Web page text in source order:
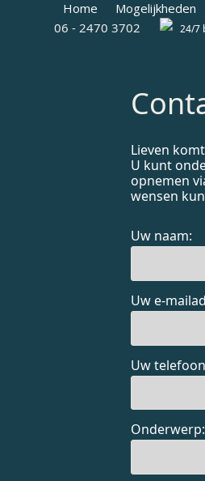
06 - 2470 3702 24/7
Home Mogelijkheden
Lieven
U kunt
opnemen
wensen
Uw naam:
Uw e-
Uw
Onderwerp: